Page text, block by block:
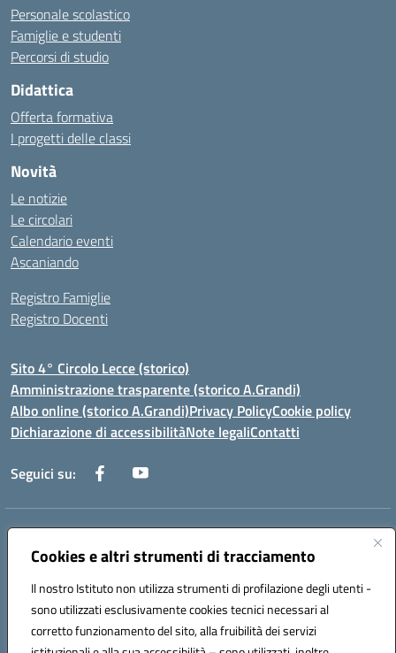
Cookies e altri strumenti di tracciamento
Il nostro Istituto non utilizza strumenti di profilazione degli utenti -
sono utilizzati esclusivamente cookies tecnici necessari al
corretto funzionamento del sito, alla fruibilità dei servizi
Personale scolastico
Famiglie e studenti
Percorsi di studio
Didattica
Offerta formativa
I progetti delle classi
Novità
Le notizie
Le circolari
Calendario eventi
Ascaniando
Registro Famiglie
Registro Docenti
Sito 4° Circolo Lecce (storico)
Amministrazione trasparente (storico A.Grandi)
Albo online (storico A.Grandi)Privacy PolicyCookie policy
Dichiarazione di accessibilitàNote legaliContatti
Seguici su:
Indirizzo:Via Francesco Patitari 2 - Lecce
Centralino:0832/346889 Email:leic8av008@istruzione.it
Codice fiscale: 93173040754
Codice meccanografico:
LEIC8AV008
Codice Indice delle Pubbliche Amministrazioni (IPA): BZRH652R